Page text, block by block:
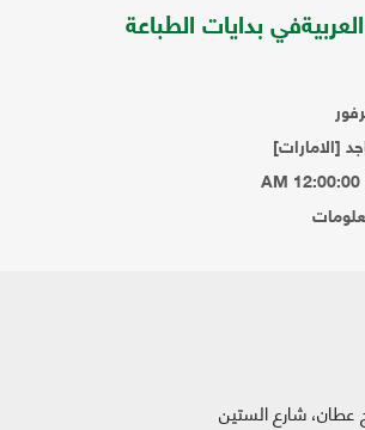
بدايات الطباعة
[الامارات]
شارع الستين